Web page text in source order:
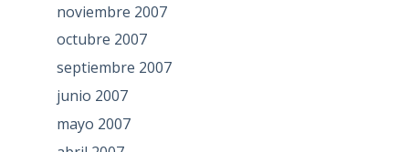
noviembre 2007
octubre 2007
septiembre 2007
junio 2007
mayo 2007